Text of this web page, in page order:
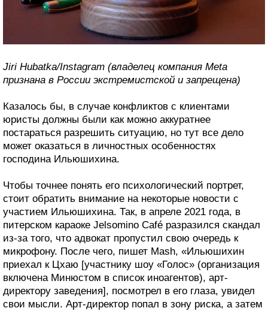
Jiri Hubatka/Instagram (владелец компания Meta
признана в России экстремистской и запрещена)
Казалось бы, в случае конфликтов с клиентами
юристы должны были как можно аккуратнее
постараться разрешить ситуацию, но тут все дело
может оказаться в личностных особенностях
господина Ильюшихина.
Чтобы точнее понять его психологический портрет,
стоит обратить внимание на некоторые новости с
участием Ильюшихина. Так, в апреле 2021 года, в
питерском караоке Jelsomino Café разразился скандал
из-за того, что адвокат пропустил свою очередь к
микрофону. После чего, пишет Mash, «Ильюшихин
приехал к Цхаю [участнику шоу «Голос» (организация
включена Минюстом в список иноагентов), арт-
директору заведения], посмотрел в его глаза, увидел
свои мысли. Арт-директор попал в зону риска, а затем